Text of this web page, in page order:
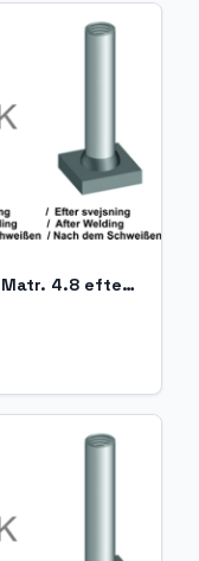
ID Gevindbøs M10-Ø14,6x40 mm Matr. 4.8 efter EN ISO 13918